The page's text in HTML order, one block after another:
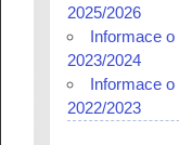
2025/2026
Informace
2023/2024
Informace
2022/2023